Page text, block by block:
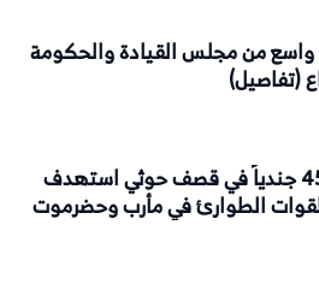
من مجلس القيادة والحكومة
(تفاصيل)
استشهاد 45 جندياً في قصف حوثي استهدف
الطوارئ في مأرب وحضرموت